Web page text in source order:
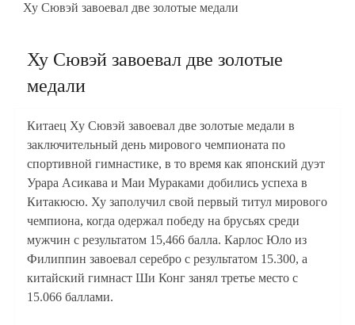
Ху Сювэй завоевал две золотые медали
Ху Сювэй завоевал две золотые
медали
Китаец Ху Сювэй завоевал две золотые медали в
заключительный день мирового чемпионата по
спортивной гимнастике, в то время как японский дуэт
Урара Асикава и Маи Мураками добились успеха в
Китакюсю. Ху заполучил свой первый титул мирового
чемпиона, когда одержал победу на брусьях среди
мужчин с результатом 15,466 балла. Карлос Юло из
Филиппин завоевал серебро с результатом 15.300, а
китайский гимнаст Ши Конг занял третье место с
15.066 баллами.